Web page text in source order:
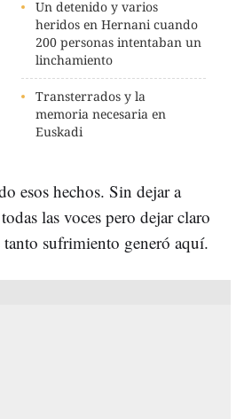
Un detenido y varios
heridos en Hernani cuando
200 personas intentaban un
linchamiento
Transterrados y la
memoria necesaria en
Euskadi
esos hechos. Sin dejar a
las voces pero dejar claro
sufrimiento generó aquí.